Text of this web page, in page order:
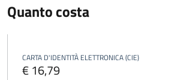
Quanto costa
CARTA D'IDENTITÀ ELETTRONICA (CIE)
€ 16,79